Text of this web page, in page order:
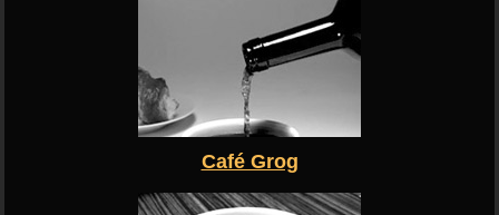
Café Grog